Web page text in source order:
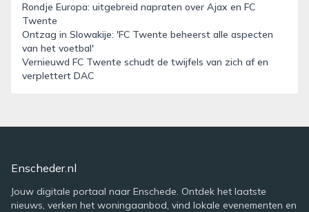
Rondje Europa: uitgebreid napraten over Ajax en FC
Twente
Ontzag in Slowakije: 'FC Twente beheerst alle aspecten
van het voetbal'
Vernieuwd FC Twente schudt de twijfels van zich af en
verplettert DAC
Enscheder.nl
Jouw digitale portaal naar Enschede. Ontdek het laatste
nieuws, verken het woningaanbod, vind lokale evenementen en